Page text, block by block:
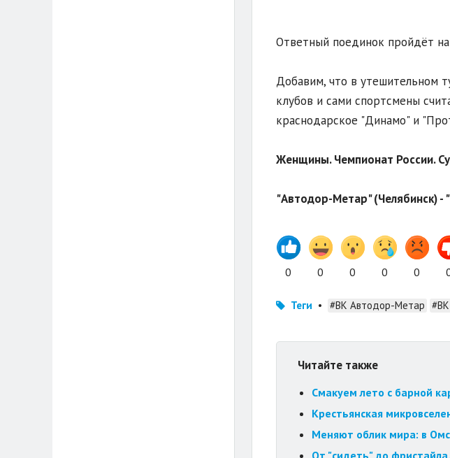
Ответный поединок пройдёт
Добавим, что в утешительном
клубов и сами спортсмены
краснодарское "Динамо" и
Женщины. Чемпионат России.
"Автодор-Метар" (Челябинск)
0 0 0 0 0
Теги • #ВК Автодор-Метар
Читайте также
Смакуем лето с барной
Крестьянская
Меняют облик мира: в